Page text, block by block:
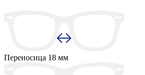
Переносица 18 мм